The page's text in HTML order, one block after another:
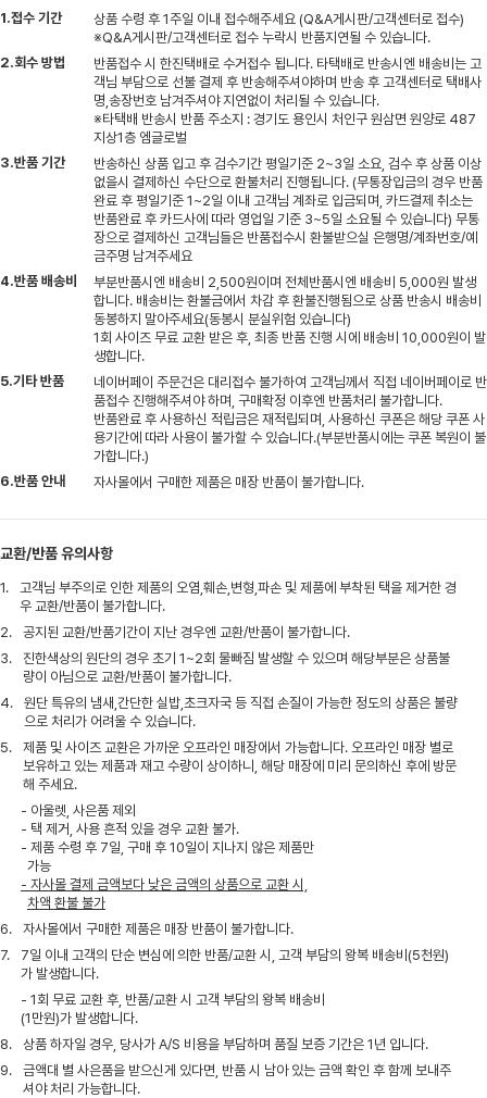
1.접수 기간
상품 수령 후 1주일 이내 접수해주세요 (Q&A게시판/고객센터로 접수)
※Q&A게시판/고객센터로 접수 누락시 반품지연될 수 있습니다.
2.회수 방법
반품접수 시 한진택배로 수거접수 됩니다. 타택배로 반송시엔 배송비는 고
객님 부담으로 선불 결제 후 반송해주셔야하며 반송 후 고객센터로 택배사
명,송장번호 남겨주셔야 지연없이 처리될 수 있습니다.
※타택배 반송시 반품 주소지 : 경기도 용인시 처인구 원삼면 원양로 487
지상1층 엠글로벌
3.반품 기간
반송하신 상품 입고 후 검수기간 평일기준 2~3일 소요, 검수 후 상품 이상
없을시 결제하신 수단으로 환불처리 진행됩니다. (무통장입금의 경우 반품
완료 후 평일기준 1~2일 이내 고객님 계좌로 입금되며, 카드결제 취소는
반품완료 후 카드사에 따라 영업일 기준 3~5일 소요될 수 있습니다) 무통
장으로 결제하신 고객님들은 반품접수시 환불받으실 은행명/계좌번호/예
금주명 남겨주세요
4.반품 배송비
부분반품시엔 배송비 2,500원이며 전체반품시엔 배송비 5,000원 발생
합니다. 배송비는 환불금에서 차감 후 환불진행됨으로 상품 반송시 배송비
동봉하지 말아주세요(동봉시 분실위험 있습니다)
1회 사이즈 무료 교환 받은 후, 최종 반품 진행 시에 배송비 10,000원이 발
생합니다.
5.기타 반품
네이버페이 주문건은 대리접수 불가하여 고객님께서 직접 네이버페이로 반
품접수 진행해주셔야 하며, 구매확정 이후엔 반품처리 불가합니다.
반품완료 후 사용하신 적립금은 재적립되며, 사용하신 쿠폰은 해당 쿠폰 사
용기간에 따라 사용이 불가할 수 있습니다.(부분반품시에는 쿠폰 복원이 불
가합니다.)
6.반품 안내
자사몰에서 구매한 제품은 매장 반품이 불가합니다.
교환/반품 유의사항
1.
고객님 부주의로 인한 제품의 오염,훼손,변형,파손 및 제품에 부착된 택을 제거한 경
우 교환/반품이 불가합니다.
2.
공지된 교환/반품기간이 지난 경우엔 교환/반품이 불가합니다.
3.
진한색상의 원단의 경우 초기 1~2회 물빠짐 발생할 수 있으며 해당부분은 상품불
량이 아님으로 교환/반품이 불가합니다.
4.
원단 특유의 냄새,간단한 실밥,초크자국 등 직접 손질이 가능한 정도의 상품은 불량
으로 처리가 어려울 수 있습니다.
5.
제품 및 사이즈 교환은 가까운 오프라인 매장에서 가능합니다. 오프라인 매장 별로
보유하고 있는 제품과 재고 수량이 상이하니, 해당 매장에 미리 문의하신 후에 방문
해 주세요.
- 아울렛, 사은품 제외
- 택 제거, 사용 흔적 있을 경우 교환 불가.
- 제품 수령 후 7일, 구매 후 10일이 지나지 않은 제품만
가능
- 자사몰 결제 금액보다 낮은 금액의 상품으로 교환 시,
차액 환불 불가
6.
자사몰에서 구매한 제품은 매장 반품이 불가합니다.
7.
7일 이내 고객의 단순 변심에 의한 반품/교환 시, 고객 부담의 왕복 배송비(5천원)
가 발생합니다.
- 1회 무료 교환 후, 반품/교환 시 고객 부담의 왕복 배송비
(1만원)가 발생합니다.
8.
상품 하자일 경우, 당사가 A/S 비용을 부담하며 품질 보증 기간은 1년 입니다.
9.
금액대 별 사은품을 받으신게 있다면, 반품 시 남아 있는 금액 확인 후 함께 보내주
셔야 처리 가능합니다.